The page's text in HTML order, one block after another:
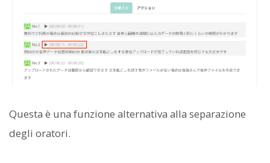
Questa è una funzione alternativa alla separazione
degli oratori.